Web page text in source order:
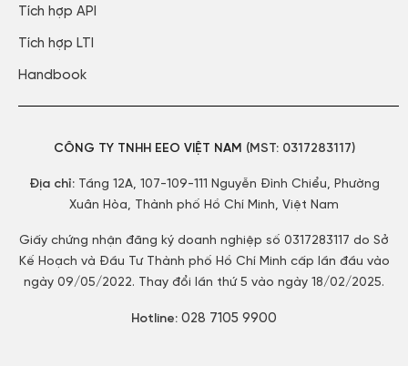
Tích hợp API​
Tích hợp LTI
Handbook
CÔNG TY TNHH EEO VIỆT NAM (MST: 0317283117)
Địa chỉ: Tầng 12A, 107-109-111 Nguyễn Đình Chiểu, Phường
Xuân Hòa, Thành phố Hồ Chí Minh, Việt Nam
Giấy chứng nhận đăng ký doanh nghiệp số 0317283117 do Sở
Kế Hoạch và Đầu Tư Thành phố Hồ Chí Minh cấp lần đầu vào
ngày 09/05/2022. Thay đổi lần thứ 5 vào ngày 18/02/2025.
Hotline: 028 7105 9900